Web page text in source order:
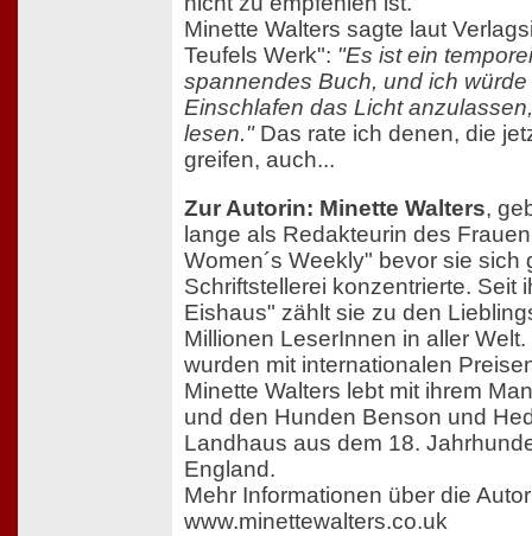
Minette Walters sagte laut
Teufels Werk": "Es ist ein
spannendes Buch, und ich
Einschlafen das Licht
lesen."Das rate ich denen, die
greifen, auch...
Zur Autorin: Minette Walters,
lange als Redakteurin des
Women´s Weekly" bevor sie sich
Schriftstellerei konzentrierte. Seit
Eishaus" zählt sie zu den
Millionen LeserInnen in aller
wurden mit internationalen
Minette Walters lebt mit ihrem
und den Hunden Benson und
Landhaus aus dem 18.
England.
Mehr Informationen über die
www.minettewalters.co.uk